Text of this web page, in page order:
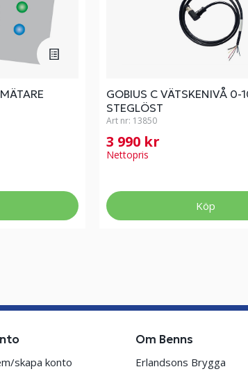
GOBIUS C VÄTSKENIVÅ 0-
STEGLÖST
Art nr: 13850
3 990 kr
Nettopris
Köp
skapa konto
Om Benns
Erlandsons Brygga